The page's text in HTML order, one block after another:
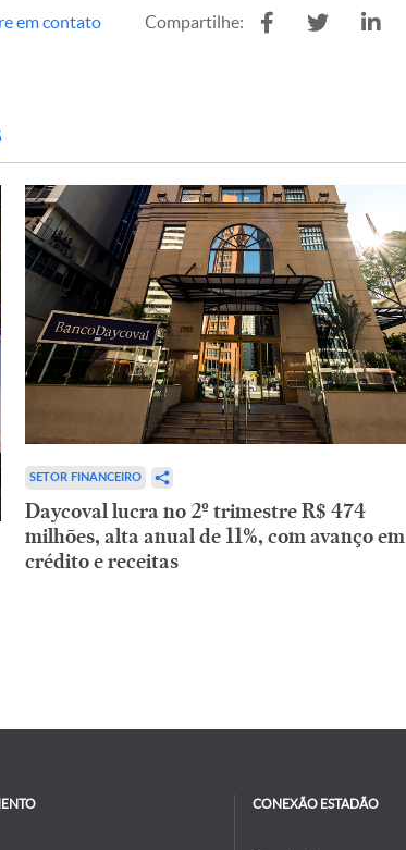
em contato Compartilhe:
SETOR FINANCEIRO
Daycoval lucra no 2º trimestre R$ 474
milhões, alta anual de 11%, com avanço em
crédito e receitas
CONEXÃO ESTADÃO